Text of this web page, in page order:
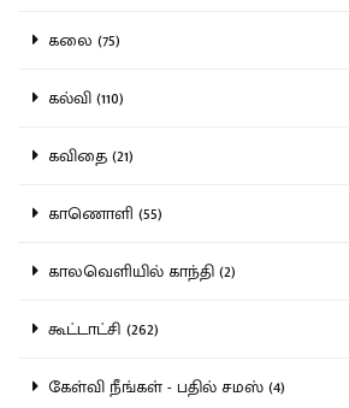
கலை (75)
கல்வி (110)
கவிதை (21)
காணொளி (55)
காலவெளியில் காந்தி (2)
கூட்டாட்சி (262)
கேள்வி நீங்கள் - பதில் சமஸ் (4)